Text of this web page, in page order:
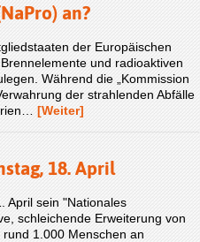
an?
der Europäischen
und radioaktiven
Während die „Kommission
der strahlenden Abfälle
[Weiter]
18. April
April sein "Nationales
schleichende Erweiterung von
1.000 Menschen an